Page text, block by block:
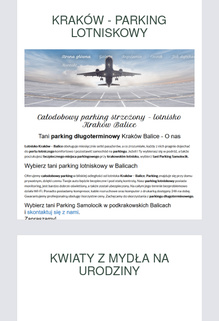
KRAKÓW - PARKING
LOTNISKOWY
KWIATY Z MYDŁA NA
URODZINY